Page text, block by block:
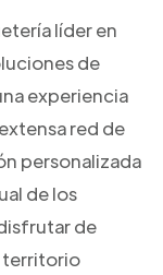
líder en
de
experiencia
red de
personalizada
de los
de
territorio